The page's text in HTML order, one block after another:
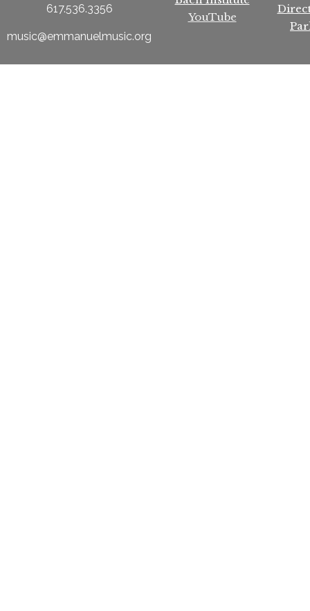
617.536.3356
music@emmanuelmusic.org
YouTube